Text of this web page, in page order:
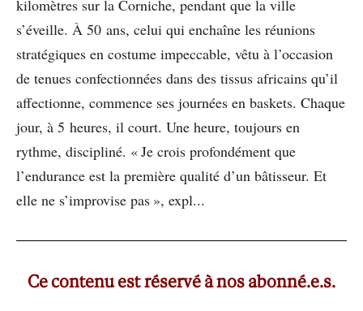
kilomètres sur la Corniche, pendant que la ville
s’éveille. À 50 ans, celui qui enchaîne les réunions
stratégiques en costume impeccable, vêtu à l’occasion
de tenues confectionnées dans des tissus africains qu’il
affectionne, commence ses journées en baskets. Chaque
jour, à 5 heures, il court. Une heure, toujours en
rythme, discipliné. « Je crois profondément que
l’endurance est la première qualité d’un bâtisseur. Et
elle ne s’improvise pas », expl...
Ce contenu est réservé à nos abonné.e.s.